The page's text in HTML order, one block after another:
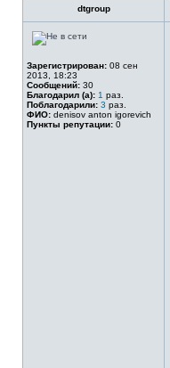
dtgroup
Зарегистрирован: 08 сен
2013, 18:23
Сообщений: 30
Благодарил (а): 1 раз.
Поблагодарили: 3 раз.
ФИО: denisov anton igorevich
Пункты репутации: 0